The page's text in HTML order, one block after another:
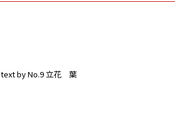
text by No.9 立花 葉